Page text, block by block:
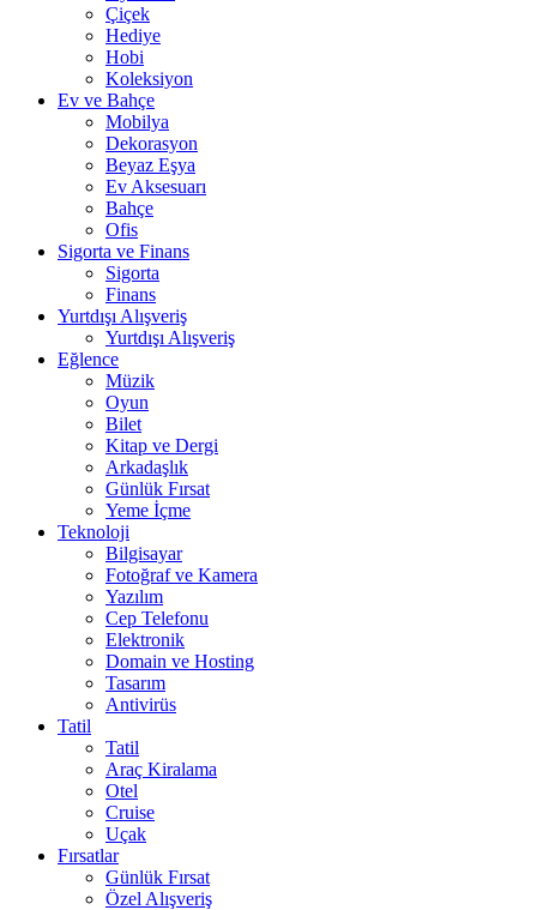
Çiçek
Hediye
Hobi
Koleksiyon
Ev ve Bahçe
Mobilya
Dekorasyon
Beyaz Eşya
Ev Aksesuarı
Bahçe
Ofis
Sigorta ve Finans
Sigorta
Finans
Yurtdışı Alışveriş
Yurtdışı Alışveriş
Eğlence
Müzik
Oyun
Bilet
Kitap ve Dergi
Arkadaşlık
Günlük Fırsat
Yeme İçme
Teknoloji
Bilgisayar
Fotoğraf ve Kamera
Yazılım
Cep Telefonu
Elektronik
Domain ve Hosting
Tasarım
Antivirüs
Tatil
Tatil
Araç Kiralama
Otel
Cruise
Uçak
Fırsatlar
Günlük Fırsat
Özel Alışveriş